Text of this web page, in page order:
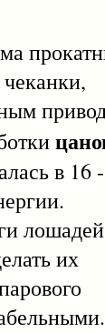
в 16
лошадей
их